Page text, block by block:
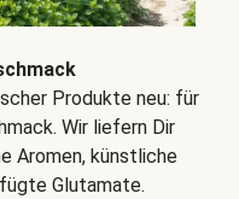
Produkte neu: für
Wir liefern Dir
Aromen, künstliche
Glutamate.